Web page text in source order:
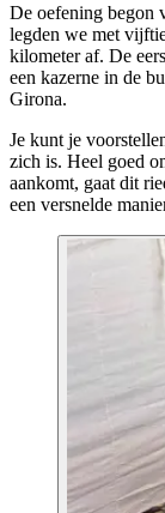
De oefening begon
legden we met
kilometer af. De
een kazerne in de
Girona.
Je kunt je
zich is. Heel goed
aankomt, gaat dit
een versnelde